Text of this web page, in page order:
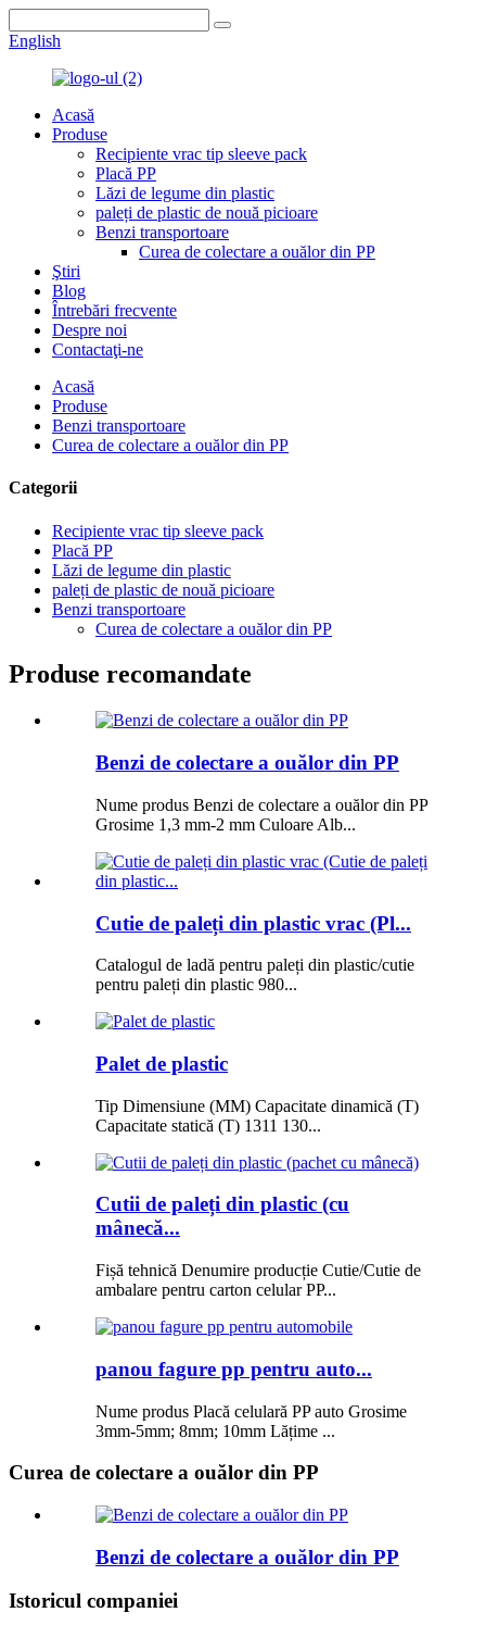
English
Acasă
Produse
Recipiente vrac tip sleeve pack
Placă PP
Lăzi de legume din plastic
paleți de plastic de nouă picioare
Benzi transportoare
Curea de colectare a ouălor din PP
Ştiri
Blog
Întrebări frecvente
Despre noi
Contactaţi-ne
Acasă
Produse
Benzi transportoare
Curea de colectare a ouălor din PP
Categorii
Recipiente vrac tip sleeve pack
Placă PP
Lăzi de legume din plastic
paleți de plastic de nouă picioare
Benzi transportoare
Curea de colectare a ouălor din PP
Produse recomandate
Benzi de colectare a ouălor din PP
Nume produs Benzi de colectare a ouălor din PP
Grosime 1,3 mm-2 mm Culoare Alb...
Cutie de paleți din plastic vrac (Pl...
Catalogul de ladă pentru paleți din plastic/cutie
pentru paleți din plastic 980...
Palet de plastic
Tip Dimensiune (MM) Capacitate dinamică (T)
Capacitate statică (T) 1311 130...
Cutii de paleți din plastic (cu
mânecă...
Fișă tehnică Denumire producție Cutie/Cutie de
ambalare pentru carton celular PP...
panou fagure pp pentru auto...
Nume produs Placă celulară PP auto Grosime
3mm-5mm; 8mm; 10mm Lățime ...
Curea de colectare a ouălor din PP
Benzi de colectare a ouălor din PP
Istoricul companiei